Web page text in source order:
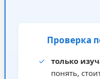
Проверка
✓ только
понять,